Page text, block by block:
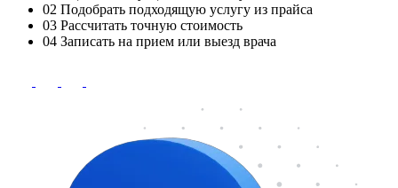
02 Подобрать подходящую услугу из прайса
03 Рассчитать точную стоимость
04 Записать на прием или выезд врача